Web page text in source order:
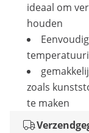
ideaal om
houden
zoals
te maken